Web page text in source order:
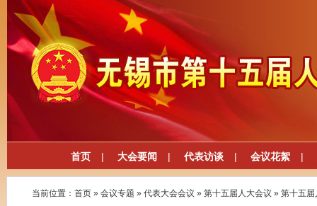
首页 | 大会要闻 | 代表访谈 | 会议花絮 |
当前位置： 首页 » 会议专题 » 代表大会会议 » 第十五届人大会议 » 第十五届